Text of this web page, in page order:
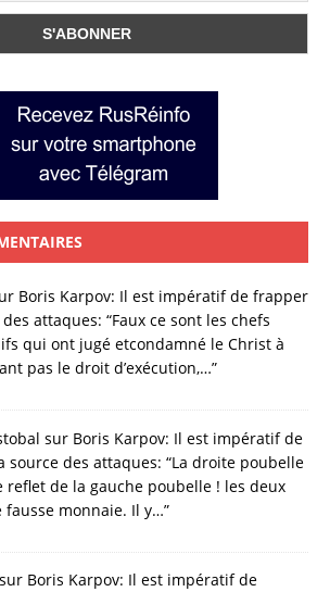
Boris Karpov: Il est impératif de frapper
attaques: “Faux ce sont les chefs
qui ont jugé etcondamné le Christ à
pas le droit d’exécution,…”
sur Boris Karpov: Il est impératif de
source des attaques: “La droite poubelle
reflet de la gauche poubelle ! les deux
fausse monnaie. Il y…”
sur Boris Karpov: Il est impératif de